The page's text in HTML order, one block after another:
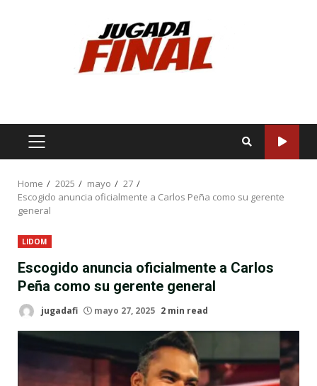
PRIMARY
Home 2025 mayo
27
Escogido anuncia oficialmente a Carlos Peña como su gerente
general
LIDOM
Escogido anuncia oficialmente a Carlos
Peña como su gerente general
jugadafi mayo 27, 2025 2 min read